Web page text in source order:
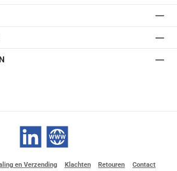
LinkedIn Website
en Verzending Klachten Retouren Contact